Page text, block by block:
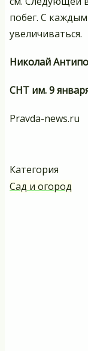
побег. С
увеличиваться.
Николай
СНТ им. 9
Pravda-news.ru
Категория
Сад и огород